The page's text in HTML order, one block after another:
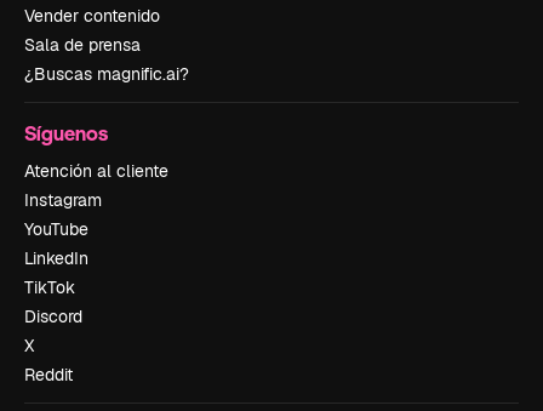
Vender contenido
Sala de prensa
¿Buscas magnific.ai?
Síguenos
Atención al cliente
Instagram
YouTube
LinkedIn
TikTok
Discord
X
Reddit